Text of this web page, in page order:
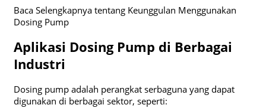
Baca Selengkapnya tentang Keunggulan Menggunakan
Dosing Pump
Aplikasi Dosing Pump di Berbagai
Industri
Dosing pump adalah perangkat serbaguna yang dapat
digunakan di berbagai sektor, seperti: